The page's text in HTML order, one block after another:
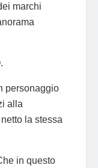
marchi
personaggio
alla
la stessa
in questo